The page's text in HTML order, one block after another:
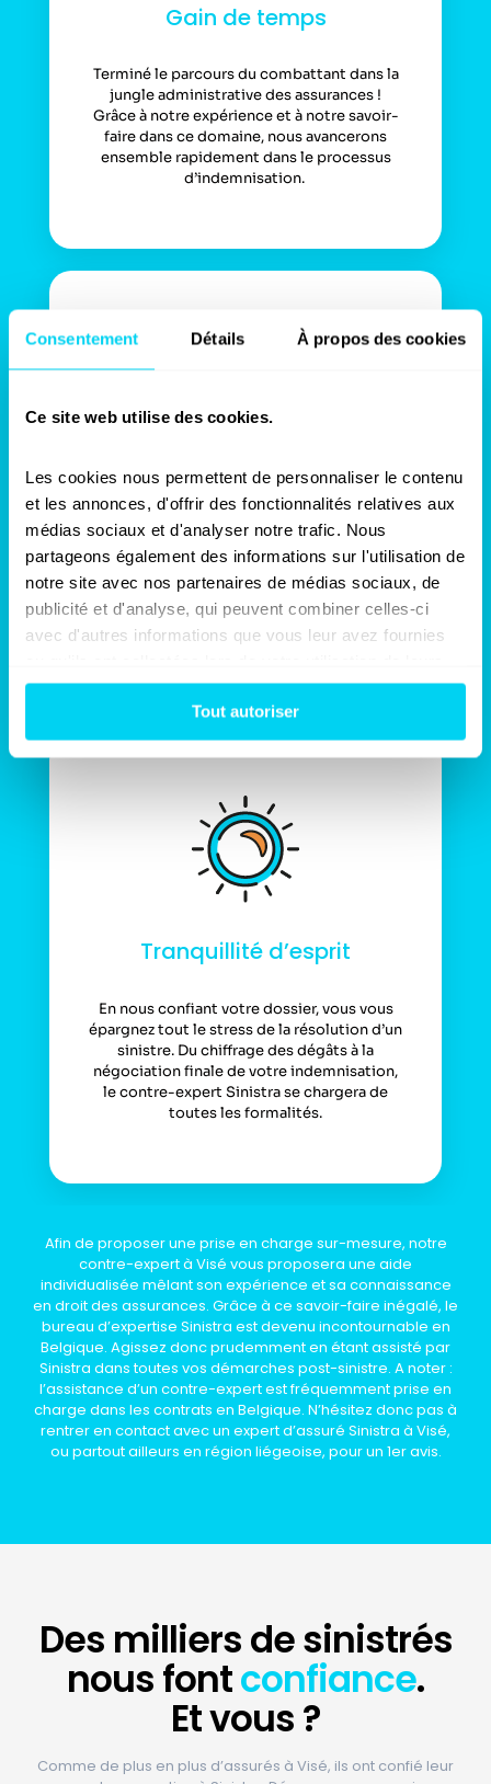
Consentement Détails À propos des cookies
Ce site web utilise des cookies.
Les cookies nous permettent de personnaliser le contenu
et les annonces, d'offrir des fonctionnalités relatives aux
médias sociaux et d'analyser notre trafic. Nous
partageons également des informations sur l'utilisation de
notre site avec nos partenaires de médias sociaux, de
publicité et d'analyse, qui peuvent combiner celles-ci
avec d'autres informations que vous leur avez fournies
services.
Tout autoriser
Gain de temps
Terminé le parcours du combattant dans la
jungle administrative des assurances !
Grâce à notre expérience et à notre savoir-
faire dans ce domaine, nous avancerons
ensemble rapidement dans le processus
d’indemnisation.
Gain d’argent
Grâce à la présence d’un contre-expert
Sinistra dans les pourparlers
d’indemnisation, votre assureur se verra
dans l’obligation de vous proposer une
proposition d’indemnités sérieuse
couvrant l’ensemble de votre préjudice.
Tranquillité d’esprit
En nous confiant votre dossier, vous vous
épargnez tout le stress de la résolution d’un
sinistre. Du chiffrage des dégâts à la
négociation finale de votre indemnisation,
le contre-expert Sinistra se chargera de
toutes les formalités.
Afin de proposer une prise en charge sur-mesure, notre
contre-expert à Visé vous proposera une aide
individualisée mêlant son expérience et sa connaissance
en droit des assurances. Grâce à ce savoir-faire inégalé, le
bureau d’expertise Sinistra est devenu incontournable en
Belgique. Agissez donc prudemment en étant assisté par
Sinistra dans toutes vos démarches post-sinistre. A noter :
l’assistance d’un contre-expert est fréquemment prise en
charge dans les contrats en Belgique. N’hésitez donc pas à
rentrer en contact avec un expert d’assuré Sinistra à Visé,
ou partout ailleurs en région liégeoise, pour un 1er avis.
Des milliersde sinistrés
nous fontconfiance.
Et vous ?
Comme de plus en plus d’assurés à Visé, ils ont confié leur